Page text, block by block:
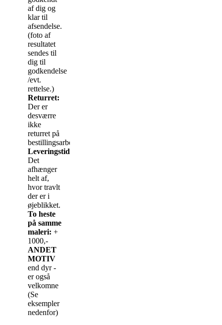
af dig og
klar til
afsendelse.
(foto af
resultatet
sendes til
dig til
godkendelse
/evt.
rettelse.)
Returret:
Der er
desværre
ikke
returret på
bestillingsarbejde.
Leveringstid:
Det
afhænger
helt af,
hvor travlt
der er i
øjeblikket.
To heste
på samme
maleri: +
1000,-
ANDET
MOTIV
end dyr -
er også
velkomne
(Se
eksempler
nedenfor)